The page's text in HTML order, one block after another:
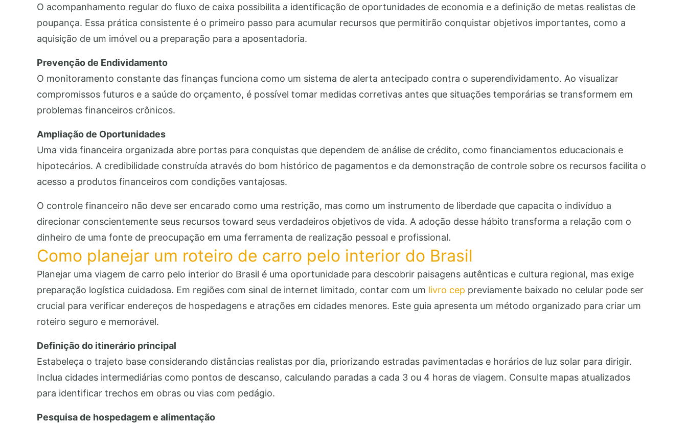
O acompanhamento regular do fluxo de caixa possibilita a identificação de oportunidades de economia e a definição de metas realistas de
poupança. Essa prática consistente é o primeiro passo para acumular recursos que permitirão conquistar objetivos importantes, como a
aquisição de um imóvel ou a preparação para a aposentadoria.
Prevenção de Endividamento
O monitoramento constante das finanças funciona como um sistema de alerta antecipado contra o superendividamento. Ao visualizar
compromissos futuros e a saúde do orçamento, é possível tomar medidas corretivas antes que situações temporárias se transformem em
problemas financeiros crônicos.
Ampliação de Oportunidades
Uma vida financeira organizada abre portas para conquistas que dependem de análise de crédito, como financiamentos educacionais e
hipotecários. A credibilidade construída através do bom histórico de pagamentos e da demonstração de controle sobre os recursos facilita o
acesso a produtos financeiros com condições vantajosas.
O controle financeiro não deve ser encarado como uma restrição, mas como um instrumento de liberdade que capacita o indivíduo a
direcionar conscientemente seus recursos toward seus verdadeiros objetivos de vida. A adoção desse hábito transforma a relação com o
dinheiro de uma fonte de preocupação em uma ferramenta de realização pessoal e profissional.
Como planejar um roteiro de carro pelo interior do Brasil
Planejar uma viagem de carro pelo interior do Brasil é uma oportunidade para descobrir paisagens autênticas e cultura regional, mas exige
preparação logística cuidadosa. Em regiões com sinal de internet limitado, contar com um livro cep previamente baixado no celular pode ser
crucial para verificar endereços de hospedagens e atrações em cidades menores. Este guia apresenta um método organizado para criar um
roteiro seguro e memorável.
Definição do itinerário principal
Estabeleça o trajeto base considerando distâncias realistas por dia, priorizando estradas pavimentadas e horários de luz solar para dirigir.
Inclua cidades intermediárias como pontos de descanso, calculando paradas a cada 3 ou 4 horas de viagem. Consulte mapas atualizados
para identificar trechos em obras ou vias com pedágio.
Pesquisa de hospedagem e alimentação